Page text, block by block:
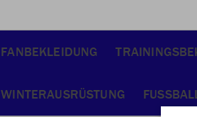
FANBEKLEIDUNG
WINTERAUSRÜSTUNG